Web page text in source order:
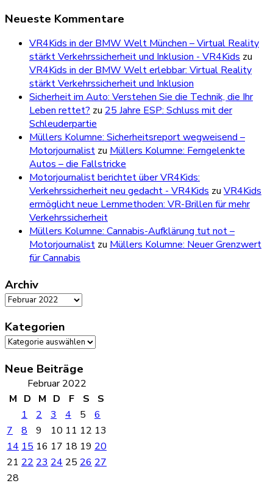
Neueste Kommentare
VR4Kids in der BMW Welt München – Virtual Reality
stärkt Verkehrssicherheit und Inklusion - VR4Kids zu
VR4Kids in der BMW Welt erlebbar: Virtual Reality
stärkt Verkehrssicherheit und Inklusion
Sicherheit im Auto: Verstehen Sie die Technik, die Ihr
Leben rettet? zu 25 Jahre ESP: Schluss mit der
Schleuderpartie
Müllers Kolumne: Sicherheitsreport wegweisend –
Motorjournalist zu Müllers Kolumne: Ferngelenkte
Autos – die Fallstricke
Motorjournalist berichtet über VR4Kids:
Verkehrssicherheit neu gedacht - VR4Kids zu VR4Kids
ermöglicht neue Lernmethoden: VR-Brillen für mehr
Verkehrssicherheit
Müllers Kolumne: Cannabis-Aufklärung tut not –
Motorjournalist zu Müllers Kolumne: Neuer Grenzwert
für Cannabis
Archiv
Archiv
Kategorien
Kategorien
Neue Beiträge
Februar 2022
M D M D F S
S
1
2 3 4 5
6
7
8 9 10 11 12 13
14 15 16 17 18 19 20
21 22 23 24 25 26 27
28